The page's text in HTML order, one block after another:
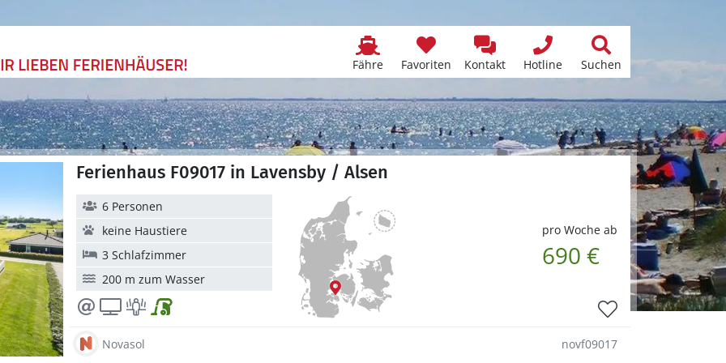
Fähre Favoriten Kontakt Hotline Suchen
Ferienhaus F09017 in Lavensby / Alsen
pro Woche ab
690 €
6 Personen
keine Haustiere
3 Schlafzimmer
200 m zum Wasser
Novasol novf09017